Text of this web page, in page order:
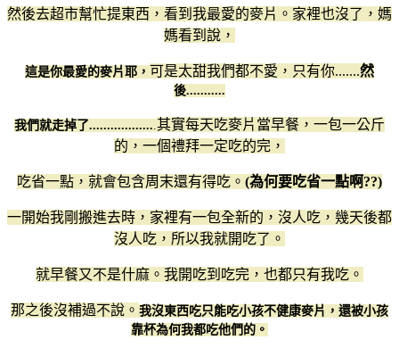
然後去超市幫忙提東西，看到我最愛的麥片。家裡也沒了，媽
媽看到說，
這是你最愛的麥片耶， 可是太甜我們都不愛，只有你.......然
後...........
我們就走掉了.................. 其實每天吃麥片當早餐，一包一公斤
的，一個禮拜一定吃的完，
吃省一點，就會包含周末還有得吃。 (為何要吃省一點啊??)
一開始我剛搬進去時，家裡有一包全新的，沒人吃，幾天後都
沒人吃，所以我就開吃了。
就早餐又不是什麻。我開吃到吃完，也都只有我吃。
那之後沒補過不說。 我沒東西吃只能吃小孩不健康麥片，還被小孩
靠杯為何我都吃他們的。